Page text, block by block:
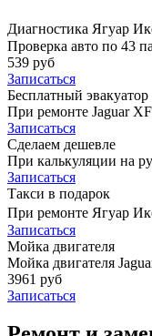
Диагностика Ягуар
Проверка авто по 43
539 руб
Записаться
Бесплатный эвакуатор
При ремонте Jaguar
Записаться
Сделаем дешевле
При калькуляции на
Записаться
Такси в подарок
При ремонте Ягуар
Записаться
Мойка двигателя
Мойка двигателя
3961 руб
Записаться